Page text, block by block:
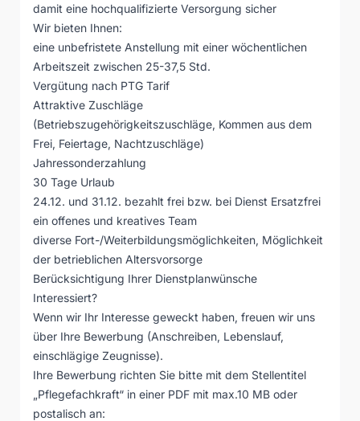
damit eine hochqualifizierte Versorgung sicher
Wir bieten Ihnen:
eine unbefristete Anstellung mit einer wöchentlichen
Arbeitszeit zwischen 25-37,5 Std.
Vergütung nach PTG Tarif
Attraktive Zuschläge
(Betriebszugehörigkeitszuschläge, Kommen aus dem
Frei, Feiertage, Nachtzuschläge)
Jahressonderzahlung
30 Tage Urlaub
24.12. und 31.12. bezahlt frei bzw. bei Dienst Ersatzfrei
ein offenes und kreatives Team
diverse Fort-/Weiterbildungsmöglichkeiten, Möglichkeit
der betrieblichen Altersvorsorge
Berücksichtigung Ihrer Dienstplanwünsche
Interessiert?
Wenn wir Ihr Interesse geweckt haben, freuen wir uns
über Ihre Bewerbung (Anschreiben, Lebenslauf,
einschlägige Zeugnisse).
Ihre Bewerbung richten Sie bitte mit dem Stellentitel
„Pflegefachkraft“ in einer PDF mit max.10 MB oder
postalisch an: